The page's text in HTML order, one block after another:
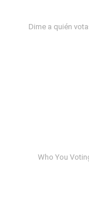
Dime a quién
Who You